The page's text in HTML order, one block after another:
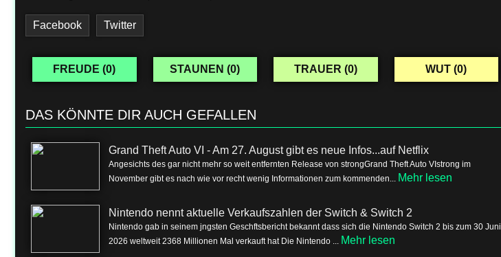
Facebook Twitter
FREUDE (0) STAUNEN (0) TRAUER (0) WUT (0)
DAS KÖNNTE DIR AUCH GEFALLEN
Grand Theft Auto VI - Am 27. August gibt es neue Infos...auf Netflix
Angesichts des gar nicht mehr so weit entfernten Release von strongGrand Theft Auto VIstrong im
November gibt es nach wie vor recht wenig Informationen zum kommenden... Mehr lesen
Nintendo nennt aktuelle Verkaufszahlen der Switch & Switch 2
Nintendo gab in seinem jngsten Geschftsbericht bekannt dass sich die Nintendo Switch 2 bis zum 30 Juni
2026 weltweit 2368 Millionen Mal verkauft hat Die Nintendo ... Mehr lesen